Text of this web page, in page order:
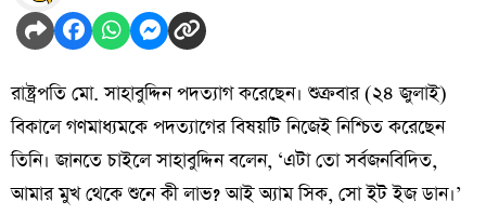
রাষ্ট্রপতি মো. সাহাবুদ্দিন পদত্যাগ করেছেন। শুক্রবার (২৪ জুলাই)
বিকালে গণমাধ্যমকে পদত্যাগের বিষয়টি নিজেই নিশ্চিত করেছেন
তিনি। জানতে চাইলে সাহাবুদ্দিন বলেন, ‘এটা তো সর্বজনবিদিত,
আমার মুখ থেকে শুনে কী লাভ? আই অ্যাম সিক, সো ইট ইজ ডান।’